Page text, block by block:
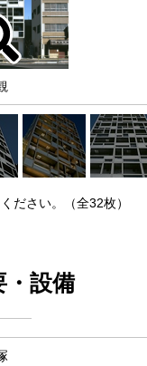
ださい。（全32枚）
・設備